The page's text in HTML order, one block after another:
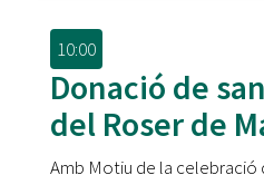
10:00
Donació de
del Roser de
Amb Motiu de la celebració